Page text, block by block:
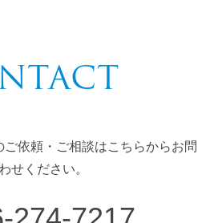
依頼・ご相談はこちらからお問
せください。